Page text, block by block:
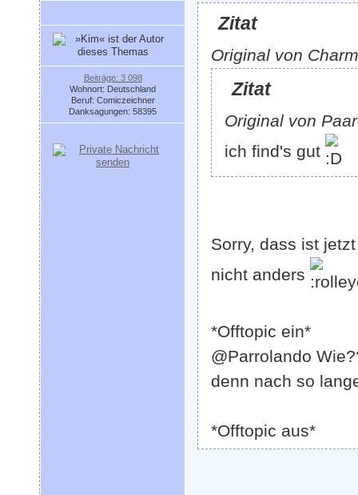
Beiträge: 3 098
Wohnort: Deutschland
Beruf: Comiczeichner
Danksagungen: 58395
Zitat
Original von
Zitat
Original von
ich find's gut
Sorry, dass ist
nicht anders
*Offtopic ein*
@Parrolando
denn nach so
*Offtopic aus*